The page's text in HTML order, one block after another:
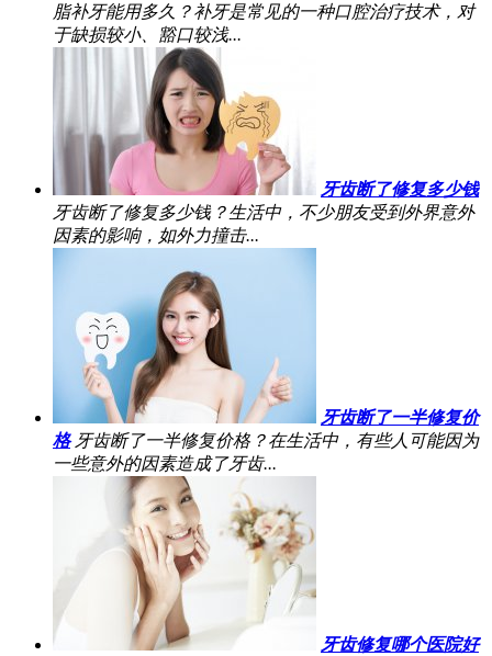
脂补牙能用多久？补牙是常见的一种口腔治疗技术，对
于缺损较小、豁口较浅...
牙齿断了修复多少钱
牙齿断了修复多少钱？生活中，不少朋友受到外界意外
因素的影响，如外力撞击...
牙齿断了一半修复价
格 牙齿断了一半修复价格？在生活中，有些人可能因为
一些意外的因素造成了牙齿...
牙齿修复哪个医院好